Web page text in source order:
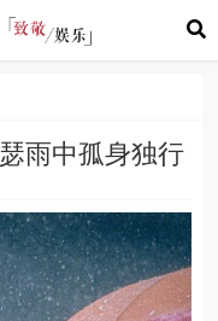
雨中孤身独行